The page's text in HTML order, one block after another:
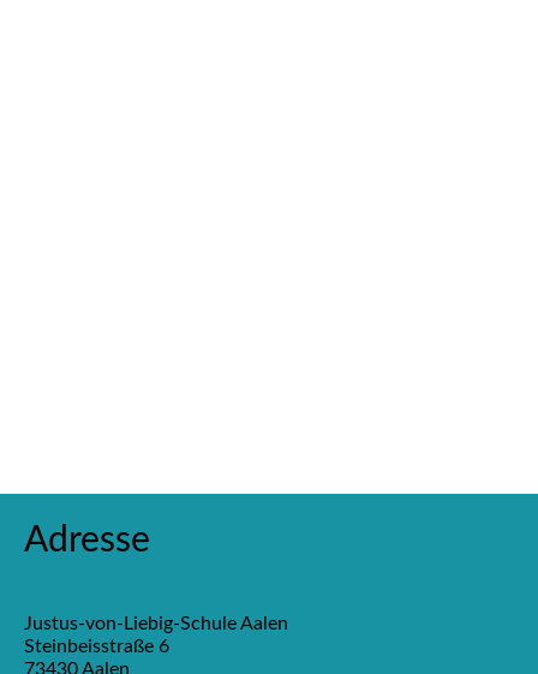
Adresse
Justus-von-Liebig-Schule Aalen
Steinbeisstraße 6
73430 Aalen